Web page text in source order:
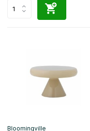
Bloomingville